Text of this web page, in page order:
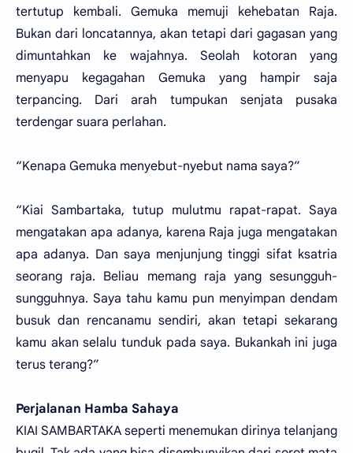
tertutup kembali. Gemuka memuji kehebatan Raja.
Bukan dari loncatannya, akan tetapi dari gagasan yang
dimuntahkan ke wajahnya. Seolah kotoran yang
menyapu kegagahan Gemuka yang hampir saja
terpancing. Dari arah tumpukan senjata pusaka
terdengar suara perlahan.
“Kenapa Gemuka menyebut-nyebut nama saya?”
“Kiai Sambartaka, tutup mulutmu rapat-rapat. Saya
mengatakan apa adanya, karena Raja juga mengatakan
apa adanya. Dan saya menjunjung tinggi sifat ksatria
seorang raja. Beliau memang raja yang sesungguh-
sungguhnya. Saya tahu kamu pun menyimpan dendam
busuk dan rencanamu sendiri, akan tetapi sekarang
kamu akan selalu tunduk pada saya. Bukankah ini juga
terus terang?”
Perjalanan Hamba Sahaya
KIAI SAMBARTAKA seperti menemukan dirinya telanjang